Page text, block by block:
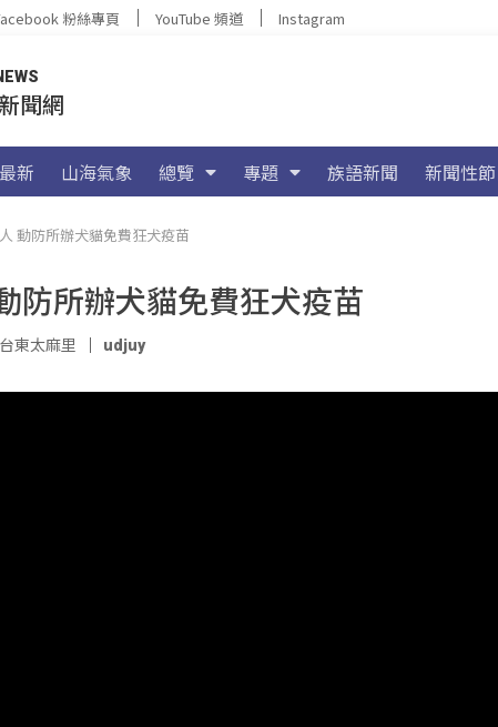
粉絲專頁 YouTube 頻道 Instagram
聞網
最新 山海氣象 總覽 專題 族語新聞 新聞性
動防所辦犬貓免費狂犬疫苗
防所辦犬貓免費狂犬疫苗
台東太麻里 udjuy